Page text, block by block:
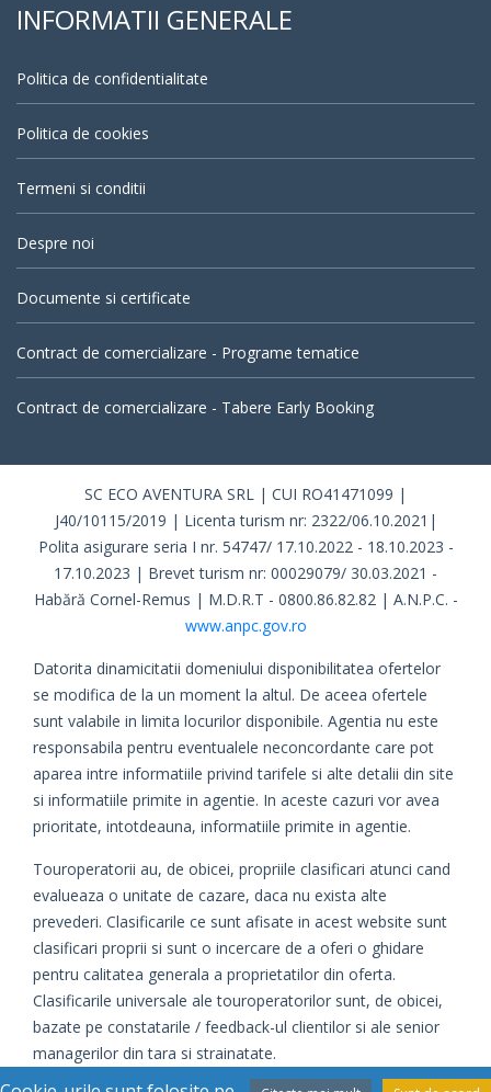
INFORMATII GENERALE
Politica de confidentialitate
Politica de cookies
Termeni si conditii
Despre noi
Documente si certificate
Contract de comercializare - Programe tematice
Contract de comercializare - Tabere Early Booking
SC ECO AVENTURA SRL | CUI RO41471099 |
J40/10115/2019 | Licenta turism nr: 2322/06.10.2021|
Polita asigurare seria I nr. 54747/ 17.10.2022 - 18.10.2023 -
17.10.2023 | Brevet turism nr: 00029079/ 30.03.2021 -
Habără Cornel-Remus | M.D.R.T - 0800.86.82.82 | A.N.P.C. -
www.anpc.gov.ro
Datorita dinamicitatii domeniului disponibilitatea ofertelor
se modifica de la un moment la altul. De aceea ofertele
sunt valabile in limita locurilor disponibile. Agentia nu este
responsabila pentru eventualele neconcordante care pot
aparea intre informatiile privind tarifele si alte detalii din site
si informatiile primite in agentie. In aceste cazuri vor avea
prioritate, intotdeauna, informatiile primite in agentie.
Touroperatorii au, de obicei, propriile clasificari atunci cand
evalueaza o unitate de cazare, daca nu exista alte
prevederi. Clasificarile ce sunt afisate in acest website sunt
clasificari proprii si sunt o incercare de a oferi o ghidare
pentru calitatea generala a proprietatilor din oferta.
Clasificarile universale ale touroperatorilor sunt, de obicei,
bazate pe constatarile / feedback-ul clientilor si ale senior
managerilor din tara si strainatate.